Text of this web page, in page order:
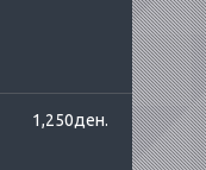
1,250ден.